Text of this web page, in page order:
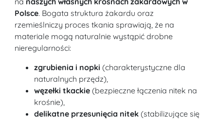
Polsce. Bogata struktura żakardu oraz
rzemieślniczy proces tkania sprawiają, że na
materiale mogą naturalnie wystąpić drobne
nieregularności:
zgrubienia i nopki (charakterystyczne dla
naturalnych przędz),
węzełki tkackie (bezpieczne łączenia nitek na
krośnie),
delikatne przesunięcia nitek (stabilizujące się